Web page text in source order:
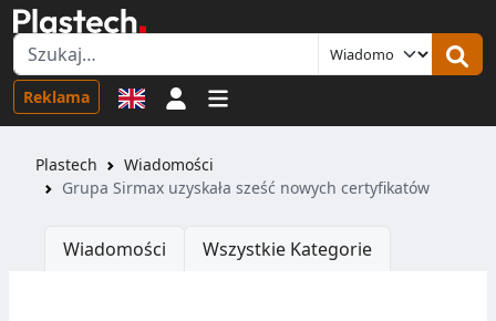
Reklama Logowanie
Plastech
Wiadomości
Grupa Sirmax uzyskała sześć nowych certyfikatów
Wiadomości Wszystkie Kategorie